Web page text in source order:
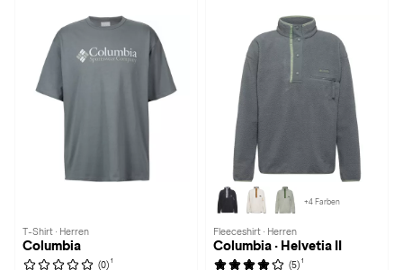
T-Shirt · Herren
Columbia
(0) 1
+4 Farben
Fleeceshirt · Herren
Columbia · Helvetia II
(5) 1